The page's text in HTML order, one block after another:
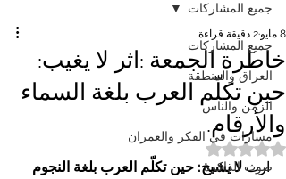
جميع المشاركات
العراق والمنطقة
الزمن والناس
مسارات في الفكر والعمران
صوت الذاكرة
جميع المشاركات
خاطرة الجمعة :اثر لا يغيب:
حين تكلّم العرب بلغة السماء
والأرقام.
8 مايو 2 دقيقة قراءة
تم التقييم بـ ليس رقمًا من أصل 5 نجوم.
ارث لا يشيخ: حين تكلّم العرب بلغة النجوم